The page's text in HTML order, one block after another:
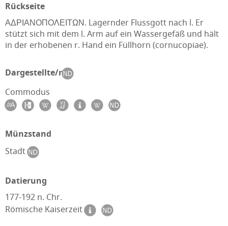
Rückseite
ΑΔΡΙΑΝΟΠΟΛΕΙΤΩΝ. Lagernder Flussgott nach l. Er
stützt sich mit dem l. Arm auf ein Wassergefäß und hält
in der erhobenen r. Hand ein Füllhorn (cornucopiae).
Dargestellte/r
Commodus
Münzstand
Stadt
Datierung
177-192 n. Chr.
Römische Kaiserzeit